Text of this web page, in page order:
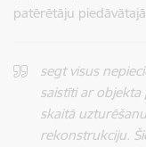
patērētāju
segt visus
saistīti ar
skaitā
rekonstrukciju.